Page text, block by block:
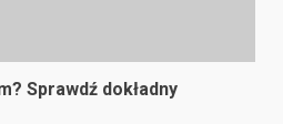
Sprawdź dokładny